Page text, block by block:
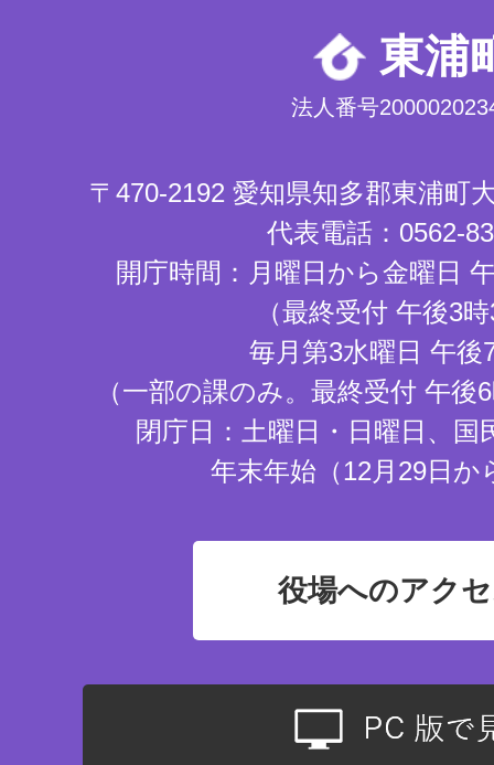
東浦
法人番号
〒470-2192 愛知県知多郡東浦町
代表電話：0562-
開庁時間：月曜日から金曜日
（最終受付 午後3
毎月第3水曜日 午後
（一部の課のみ。最終受付 午
閉庁日：土曜日・日曜日、国
年末年始（12月29日か
役場へのアク